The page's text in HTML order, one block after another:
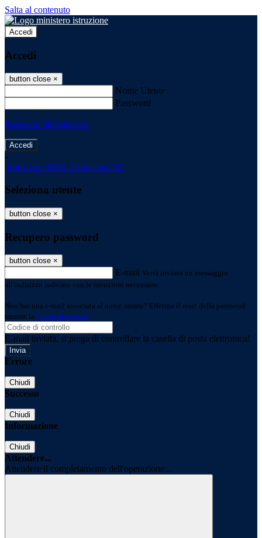
Salta al contenuto
Accedi
Accedi
button close ×
Nome Utente
Password
Password dimenticata?
-
Entra con SPID Entra con CIE
Seleziona utente
button close ×
Recupero password
button close ×
E-mail Verrà inviato un messaggio
all'indirizzo indicato con le istruzioni necessarie.
Non hai una e-mail associata al nome utente? Effettua il reset della password
tramite la Login Spaggiari
E-mail inviata, si prega di controllare la casella di posta elettronica!
Errore
Chiudi
Successo
Chiudi
Informazione
Chiudi
Attendere...
Attendere il completamento dell'operazione...